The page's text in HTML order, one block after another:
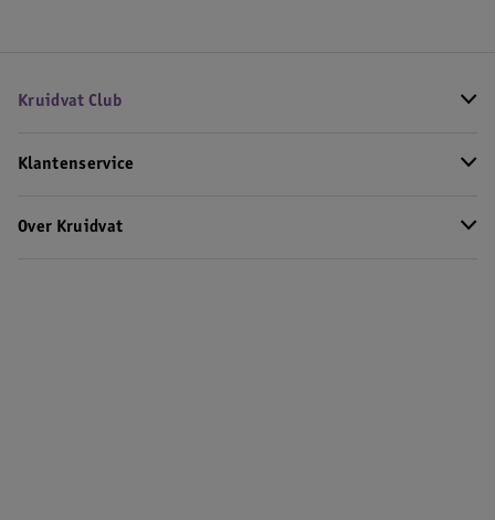
Kruidvat Club
Klantenservice
Over Kruidvat